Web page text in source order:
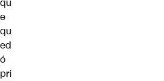
e
qu
ed
ó
pri